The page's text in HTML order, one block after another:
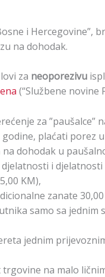
i Hercegovine”,
na dohodak.
za neoporezivu
(“Službene novine
za
godine, plaćati
dohodak u
i
KM),
zanate
samo sa jednim
jednim
na malo